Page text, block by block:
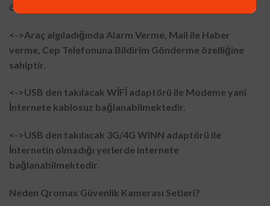
özelliğine sahiptir.
<->Araç algıladığında Alarm Verme, Mail ile Haber
verme, Cep Telefonuna Bildirim Gönderme özelliğine
sahiptir.
<->USB den takılacak WİFİ adaptörü ile Modeme yani
İnternete kablosuz bağlanabilmektedir.
<->USB den takılacak 3G/4G WINN adaptörü ile
İnternetin olmadığı yerlerde internete
bağlanabilmektedir.
Neden Qromax Güvenlik Kamerası Setleri?